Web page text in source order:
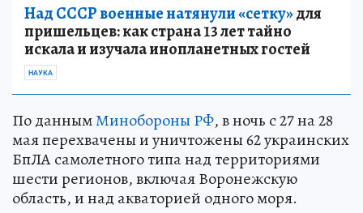
Над СССР военные натянули «сетку»для
пришельцев: как страна 13 лет тайно
искала и изучала инопланетных гостей
НАУКА
По даннымМинобороны РФ, в ночь с 27 на 28
мая перехвачены и уничтожены 62 украинских
БпЛА самолетного типа над территориями
шести регионов, включая Воронежскую
область, и над акваторией одного моря.